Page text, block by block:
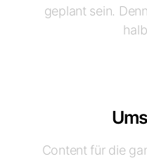
geplant sein.
Content für die